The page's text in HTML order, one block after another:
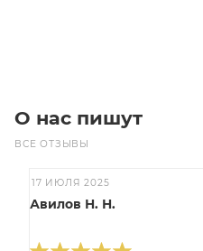
О нас пишут
ВСЕ ОТЗЫВЫ
17 ИЮЛЯ 2025
Авилов Н. Н.